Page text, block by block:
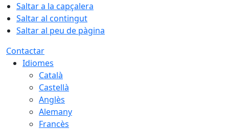
Saltar a la capçalera
Saltar al contingut
Saltar al peu de pàgina
Contactar
Idiomes
Català
Castellà
Anglès
Alemany
Francès